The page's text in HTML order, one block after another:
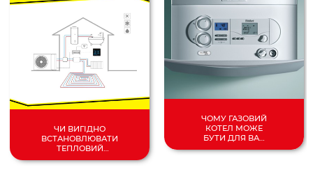
ЧИ ВИГІДНО
ВСТАНОВЛЮВАТИ
ТЕПЛОВИЙ
НАСОС У 2024
ЧОМУ ГАЗОВИЙ
КОТЕЛ МОЖЕ
БУТИ ДЛЯ ВАС
НАЙКРАЩИМ